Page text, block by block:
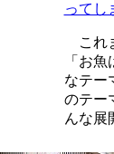
ってし
これ
「お
なテー
のテー
んな展